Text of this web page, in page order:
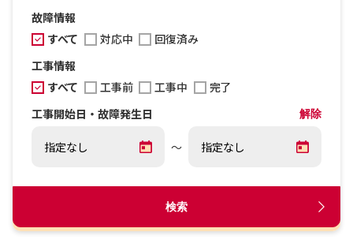
故障情報
すべて
対応中
回復済み
工事情報
すべて
工事前 工事中
完了
工事開始日・故障発生日
解除
～
検索